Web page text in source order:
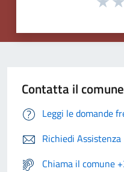
Contatta il comune
Leggi le domande
Richiedi Assistenza
Chiama il comune